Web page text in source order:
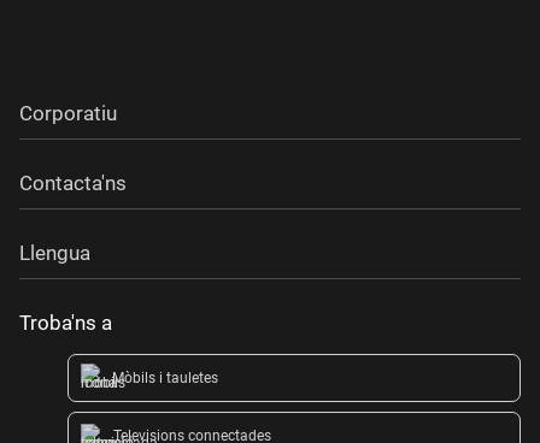
Corporatiu
Contacta'ns
Llengua
Troba'ns a
Mòbils i tauletes
Televisions connectades